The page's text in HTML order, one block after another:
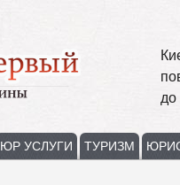
до
ЮР УСЛУГИ ТУРИЗМ